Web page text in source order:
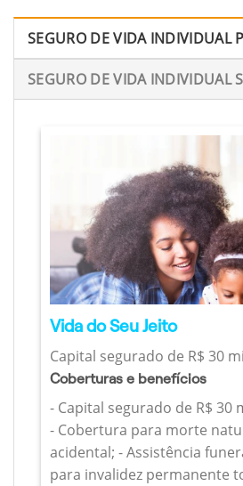
SEGURO DE VIDA INDIVIDUAL
SEGURO DE VIDA INDIVIDUAL
Vida do Seu Jeito
Capital segurado de R$ 30
Coberturas e benefícios
- Capital segurado de R$ 30
- Cobertura para morte
acidental; - Assistência
para invalidez permanente